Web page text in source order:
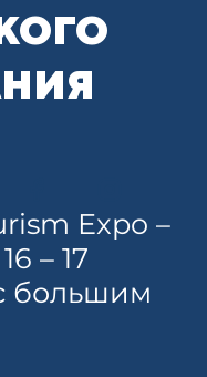
Expo –
– 17
большим